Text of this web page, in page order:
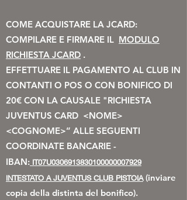
COME ACQUISTARE LA JCARD:
COMPILARE E FIRMARE IL MODULO
RICHIESTA JCARD .
EFFETTUARE IL PAGAMENTO AL CLUB IN
CONTANTI O POS O CON BONIFICO DI
20€ CON LA CAUSALE "RICHIESTA
JUVENTUS CARD <NOME>
<COGNOME>” ALLE SEGUENTI
COORDINATE BANCARIE -
IBAN: IT07U0306913830100000007929
INTESTATO A JUVENTUS CLUB PISTOIA(inviare
copia della distinta del bonifico).